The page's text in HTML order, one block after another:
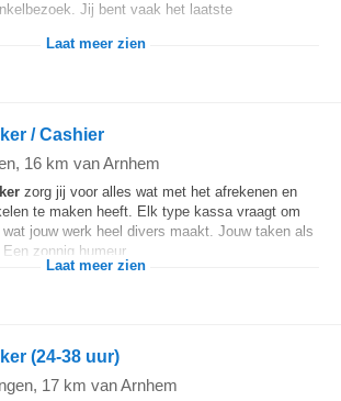
Jij bent vaak het laatste
Laat meer zien
/ Cashier
, 16 km van Arnhem
zorg jij voor alles wat met het afrekenen en
te maken heeft. Elk type kassa vraagt om
jouw werk heel divers maakt. Jouw taken als
Een zonnig humeur...
Laat meer zien
(24-38 uur)
, 17 km van Arnhem